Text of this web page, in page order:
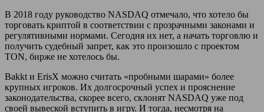
В 2018 году руководство NASDAQ отмечало, что хотело бы
торговать криптой в соответствии с прозрачными законами и
регулятивными нормами. Сегодня их нет, а начать торговлю и
получить судебный запрет, как это произошло с проектом
TON, бирже не хотелось бы.
Bakkt и ErisX можно считать «пробными шарами» более
крупных игроков. Их долгосрочный успех и прояснение
законодательства, скорее всего, склонят NASDAQ уже под
своей вывеской вступить в игру. И тогда, несмотря на